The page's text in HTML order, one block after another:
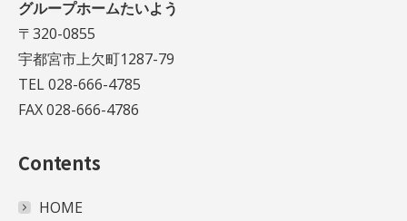
グループホームたいよう
〒320-0855
宇都宮市上欠町1287-79
TEL 028-666-4785
FAX 028-666-4786
Contents
HOME